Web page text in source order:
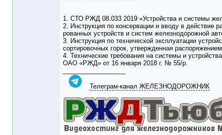
1. СТО РЖД 08.033 2019 «Устройства и системы
2. Инструкция по консервации и вводу в действие
рованных устройств и систем железнодорожной
3. Инструкция по технической эксплуатации
сортировочных горок, утвержденная
4. Технические требования на системы и
ОАО «РЖД» от 16 января 2018 г. № 55/р.
Телеграм-канал ЖЕЛЕЗНОДОРОЖНИК